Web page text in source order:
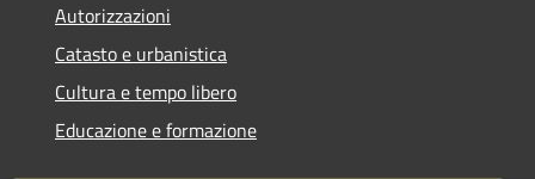
Autorizzazioni
Catasto e urbanistica
Cultura e tempo libero
Educazione e formazione